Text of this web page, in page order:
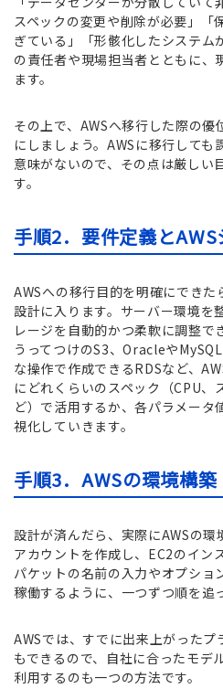
スペックの変更や削除が必要」「
ぎている」「形骸化したシステ
の責任者や現場担当者とともに、
ます。
その上で、AWSへ移行した際の
にしましょう。AWSに移行して
意味がないので、その点は厳しい
す。
手順2．要件定義と
AWSへの移行目的を明確にでき
設計に入ります。サーバー環境を
レージを自動的かつ柔軟に調整で
うってつけのS3、Oracleや
な操作で作成できるRDSなど、
にどれくらいのスペック（CPU、
ど）で活用するか、各パラメータ
視化していきます。
手順3．AWSの環境構築
設計が済んだら、実際にAWSの環
アカウントを作成し、EC2のイン
パケットの名前の入力やオプショ
稼働するように、一つずつ順を追
AWSでは、すでに出来上がった
もできるので、自社に合ったモデ
利用するのも一つの方法です。